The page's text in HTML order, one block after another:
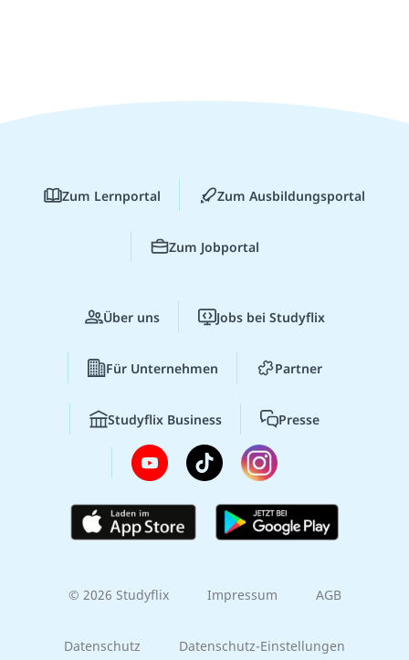
Zum Lernportal Zum Ausbildungsportal
Zum Jobportal
Über uns Jobs bei Studyflix
Für Unternehmen Partner
Studyflix Business Presse
© 2026 Studyflix Impressum AGB
Datenschutz Datenschutz-Einstellungen